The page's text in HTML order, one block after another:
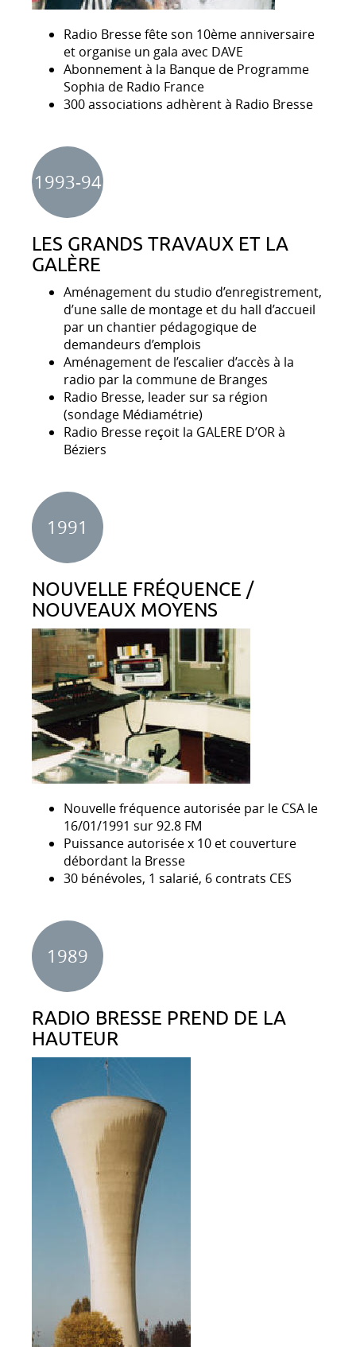
Radio Bresse fête son 10ème anniversaire
et organise un gala avec DAVE
Abonnement à la Banque de Programme
Sophia de Radio France
300 associations adhèrent à Radio Bresse
1993-94
LES GRANDS TRAVAUX ET LA
GALÈRE
Aménagement du studio d’enregistrement,
d’une salle de montage et du hall d’accueil
par un chantier pédagogique de
demandeurs d’emplois
Aménagement de l’escalier d’accès à la
radio par la commune de Branges
Radio Bresse, leader sur sa région
(sondage Médiamétrie)
Radio Bresse reçoit la GALERE D’OR à
Béziers
1991
NOUVELLE FRÉQUENCE /
NOUVEAUX MOYENS
Nouvelle fréquence autorisée par le CSA le
16/01/1991 sur 92.8 FM
Puissance autorisée x 10 et couverture
débordant la Bresse
30 bénévoles, 1 salarié, 6 contrats CES
1989
RADIO BRESSE PREND DE LA
HAUTEUR